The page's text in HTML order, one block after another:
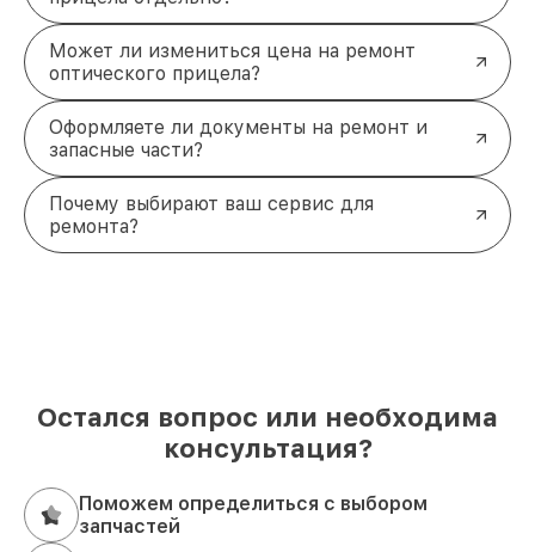
Может ли измениться цена на ремонт
оптического прицела?
Оформляете ли документы на ремонт и
запасные части?
Почему выбирают ваш сервис для
ремонта?
Остался вопрос или необходима
консультация?
Поможем определиться с выбором
запчастей